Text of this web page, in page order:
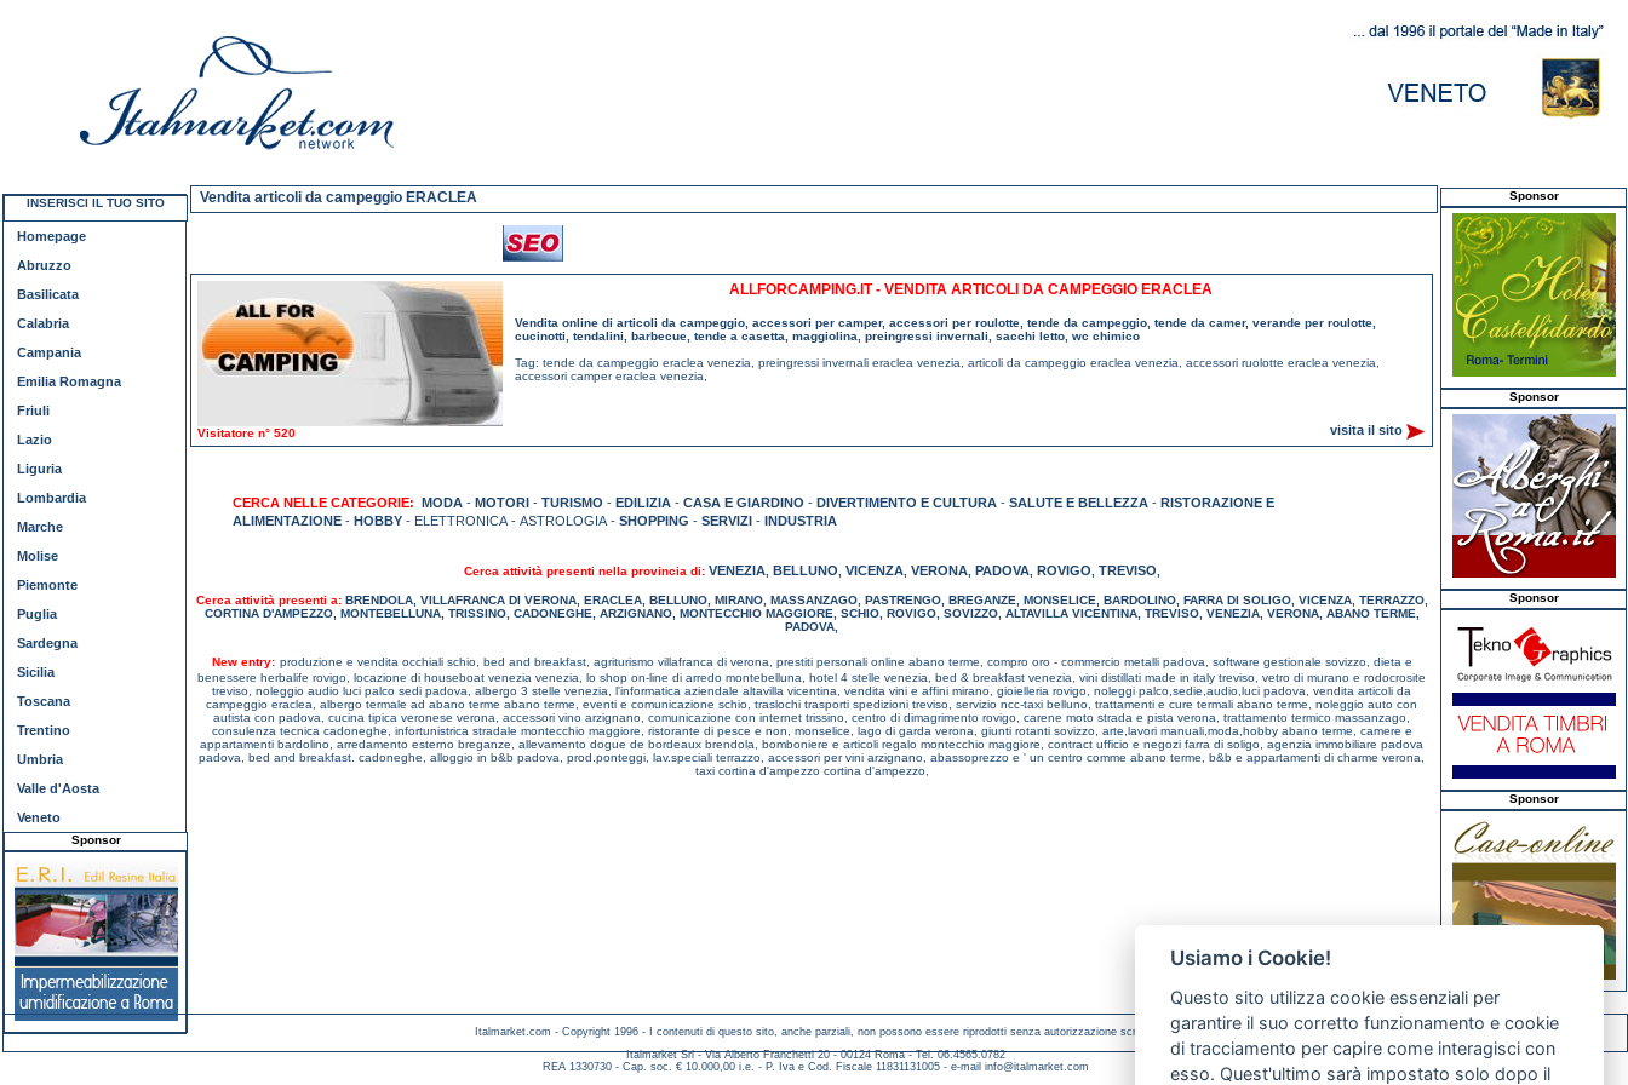
Vendita articoli da campeggio ERACLEA
Visitatore n° 520
ALLFORCAMPING.IT - VENDITA ARTICOLI DA CAMPEGGIO ERACLEA
Vendita online di articoli da campeggio, accessori per camper, accessori per roulotte, tende da campeggio, tende da camer, verande per roulotte,
cucinotti, tendalini, barbecue, tende a casetta, maggiolina, preingressi invernali, sacchi letto, wc chimico
Tag: tende da campeggio eraclea venezia preingressi invernali eraclea venezia articoli da campeggio eraclea venezia accessori ruolotte eraclea venezia
accessori camper eraclea venezia
visita il sito
CERCA NELLE CATEGORIE: MODA - MOTORI - TURISMO - EDILIZIA - CASA E GIARDINO - DIVERTIMENTO E CULTURA - SALUTE E BELLEZZA - RISTORAZIONE E
ALIMENTAZIONE - HOBBY - ELETTRONICA - ASTROLOGIA - SHOPPING - SERVIZI - INDUSTRIA
Cerca attività presenti nella provincia di: VENEZIA, BELLUNO VICENZA, VERONA, PADOVA, ROVIGO TREVISO
Cerca attività presenti a: BRENDOLA, VILLAFRANCA DI VERONA, ERACLEA, BELLUNO, MIRANO, MASSANZAGO, PASTRENGO, BREGANZE MONSELICE BARDOLINO, FARRA DI SOLIGO, VICENZA, TERRAZZO,
CORTINA D'AMPEZZO, MONTEBELLUNA, TRISSINO, CADONEGHE ARZIGNANO, MONTECCHIO MAGGIORE SCHIO, ROVIGO, SOVIZZO, ALTAVILLA VICENTINA, TREVISO, VENEZIA, VERONA, ABANO TERME
PADOVA
New entry: produzione e vendita occhiali schio, bed and breakfast, agriturismo villafranca di verona, prestiti personali online abano terme, compro oro - commercio metalli padova, software gestionale sovizzo, dieta e
benessere herbalife rovigo, locazione di houseboat venezia venezia, lo shop on-line di arredo montebelluna, hotel 4 stelle venezia, bed & breakfast venezia, vini distillati made in italy treviso, vetro di murano e rodocrosite
treviso, noleggio audio luci palco sedi padova, albergo 3 stelle venezia, l'informatica aziendale altavilla vicentina, vendita vini e affini mirano, gioielleria rovigo, noleggi palco,sedie,audio,luci padova, vendita articoli da
campeggio eraclea, albergo termale ad abano terme abano terme, eventi e comunicazione schio, traslochi trasporti spedizioni treviso, servizio ncc-taxi belluno, trattamenti e cure termali abano terme, noleggio auto con
autista con padova, cucina tipica veronese verona, accessori vino arzignano, comunicazione con internet trissino, centro di dimagrimento rovigo, carene moto strada e pista verona, trattamento termico massanzago,
consulenza tecnica cadoneghe, infortunistrica stradale montecchio maggiore, ristorante di pesce e non, monselice, lago di garda verona, giunti rotanti sovizzo, arte,lavori manuali,moda,hobby abano terme, camere e
appartamenti bardolino, arredamento esterno breganze, allevamento dogue de bordeaux brendola, bomboniere e articoli regalo montecchio maggiore, contract ufficio e negozi farra di soligo, agenzia immobiliare padova
padova, bed and breakfast. cadoneghe, alloggio in b&b padova, prod.ponteggi, lav.speciali terrazzo, accessori per vini arzignano, abassoprezzo e ' un centro comme abano terme, b&b e appartamenti di charme verona,
taxi cortina d'ampezzo cortina d'ampezzo,
INSERISCI IL TUO SITO
Homepage
Abruzzo
Basilicata
Calabria
Campania
Emilia Romagna
Friuli
Lazio
Liguria
Lombardia
Marche
Molise
Piemonte
Puglia
Sardegna
Sicilia
Toscana
Trentino
Umbria
Valle d'Aosta
Veneto
Sponsor
Sponsor
Sponsor
Sponsor
Sponsor
Italmarket.com - Copyright 1996 - I contenuti di questo sito, anche parziali, non possono essere riprodotti senza autorizzazione scritta.
Italmarket Srl - Via Alberto Franchetti 20 - 00124 Roma - Tel. 06.4565.0782
REA 1330730 - Cap. soc. € 10.000,00 i.e. - P. Iva e Cod. Fiscale 11831131005 - e-mail info@italmarket.com
Usiamo i Cookie!
Questo sito utilizza cookie essenziali per
garantire il suo corretto funzionamento e cookie
di tracciamento per capire come interagisci con
esso. Quest'ultimo sarà impostato solo dopo il